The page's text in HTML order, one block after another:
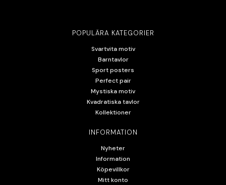
POPULÄRA KATEGORIER
Svartvita motiv
Barntavlor
Sport posters
Perfect pair
Mystiska motiv
Kvadratiska tavlor
Kollektioner
INFORMATION
Nyheter
Information
Köpevillkor
Mitt konto